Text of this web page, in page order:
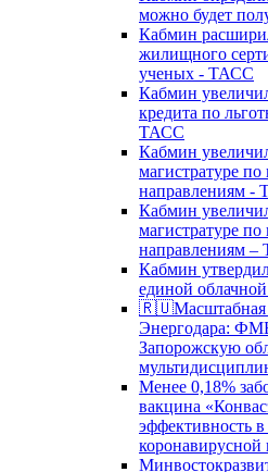
можно будет
Кабмин
жилищного
ученых - ТАСС
Кабмин
кредита по
ТАСС
Кабмин
магистратуре
направлениям -
Кабмин
магистратуре
направлениям
Кабмин
единой
🇷🇺Масштабная
Энергодара:
Запорожскую
Менее 0,18%
вакцина
эффективность
коронавирусной